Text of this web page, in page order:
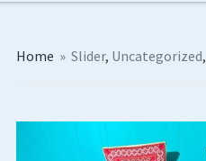
Home » Slider, Uncategorized,